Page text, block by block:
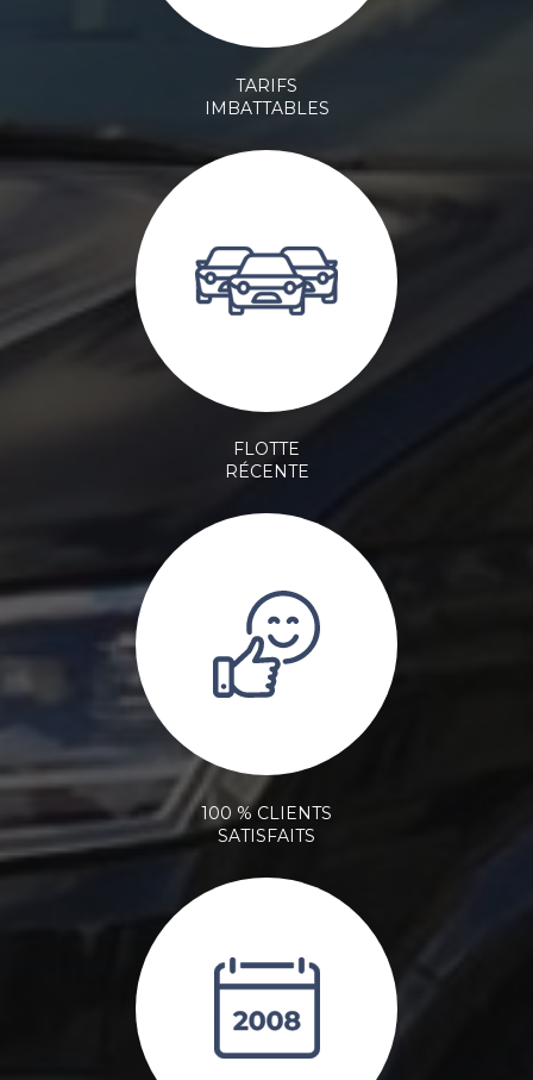
TARIFS
IMBATTABLES
FLOTTE
RÉCENTE
100 % CLIENTS
SATISFAITS